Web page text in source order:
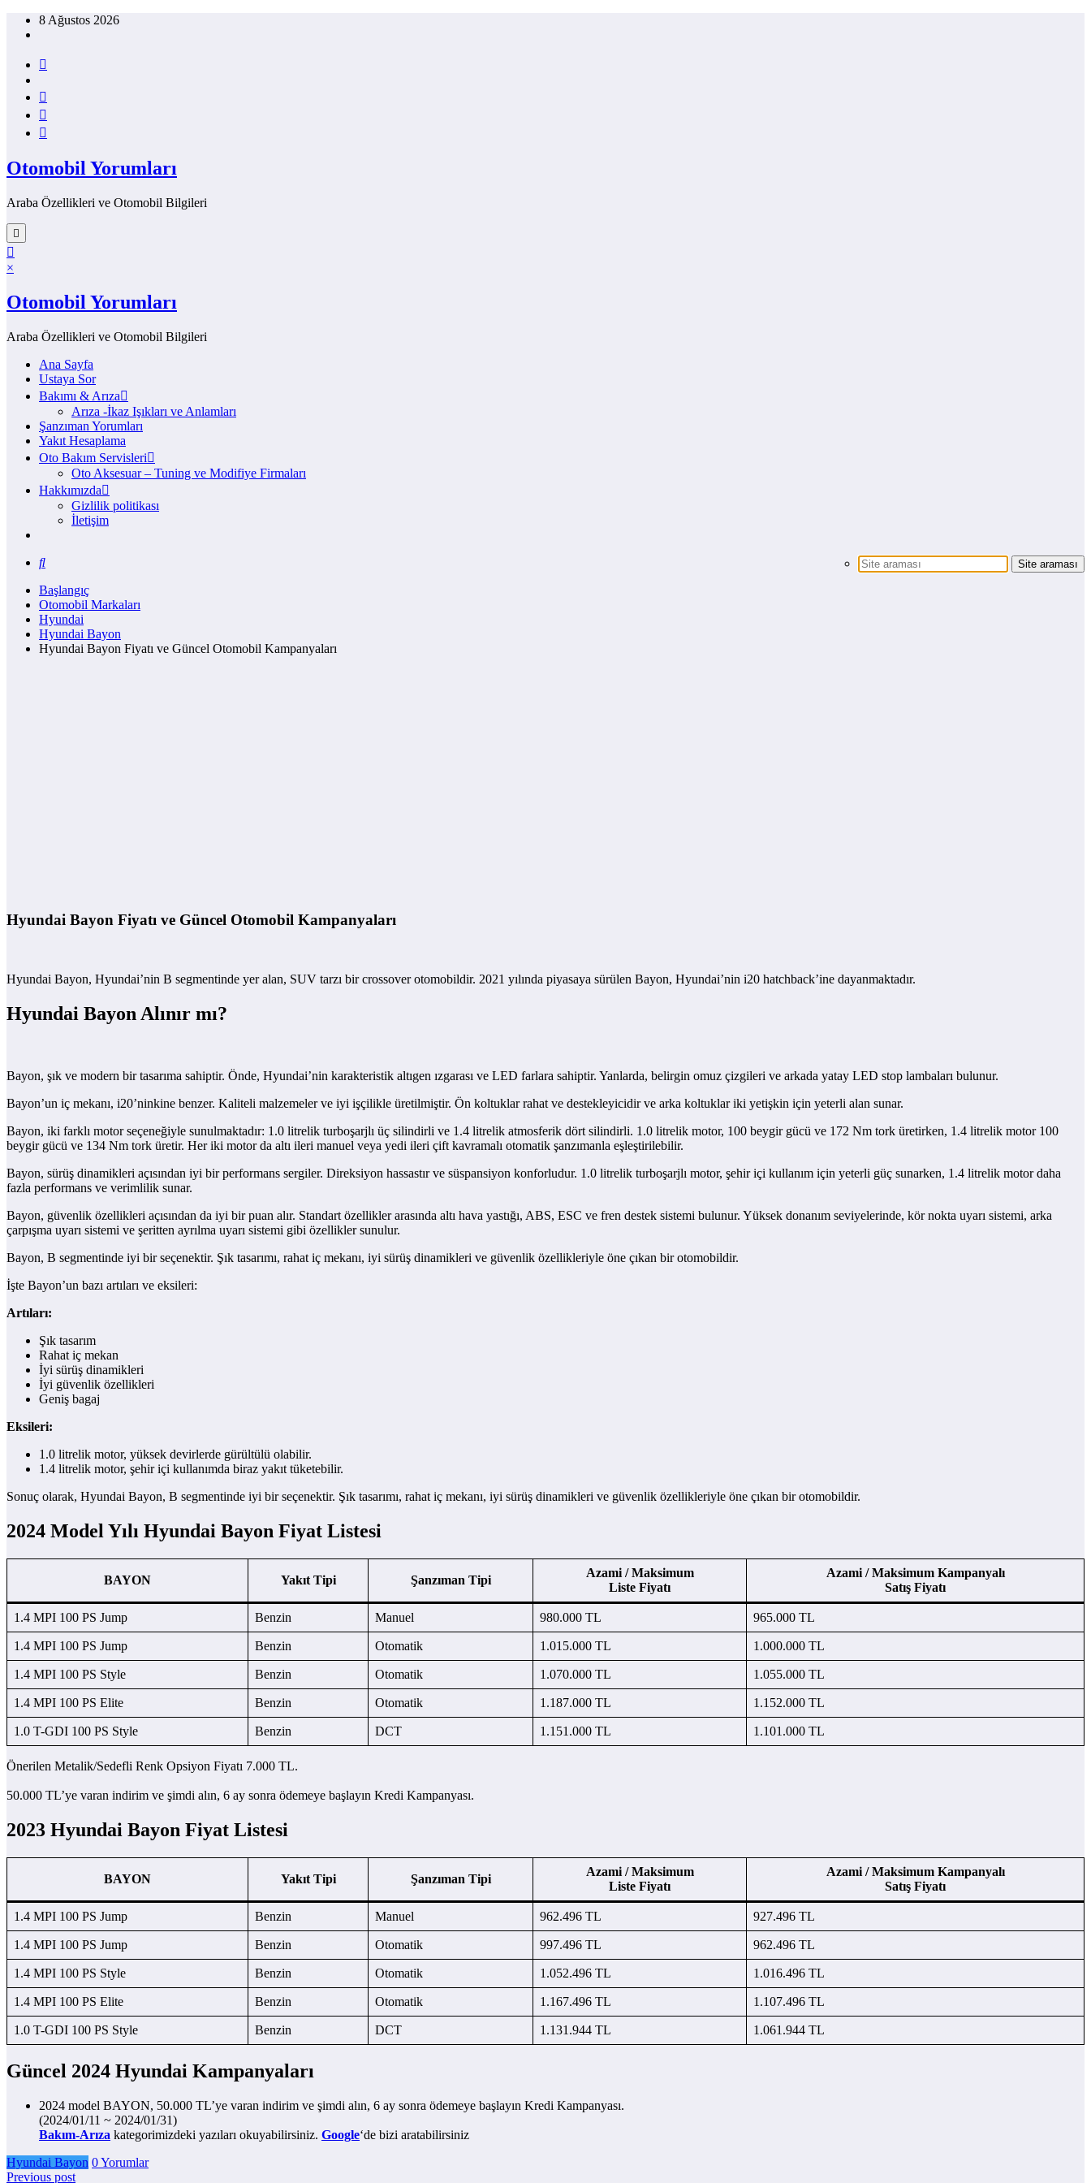
İçeriğe8 Ağustos 2026
Otomobil Yorumları
Araba Özellikleri ve Otomobil Bilgileri
×
Otomobil Yorumları
Araba Özellikleri ve Otomobil Bilgileri
Ana Sayfa
Ustaya Sor
Bakımı & Arıza
Arıza -İkaz Işıkları ve Anlamları
Şanzıman Yorumları
Yakıt Hesaplama
Oto Bakım Servisleri
Oto Aksesuar – Tuning ve Modifiye Firmaları
Hakkımızda
Gizlilik politikası
İletişim
Başlangıç
Otomobil Markaları
Hyundai
Hyundai Bayon
Hyundai Bayon Fiyatı ve Güncel Otomobil Kampanyaları
Hyundai Bayon Fiyatı ve Güncel Otomobil Kampanyaları
Hyundai Bayon, Hyundai’nin B segmentinde yer alan, SUV tarzı bir crossover otomobildir. 2021 yılında piyasaya sürülen Bayon, Hyundai’nin i20 hatchback’ine dayanmaktadır.
Hyundai Bayon Alınır mı?
Bayon, şık ve modern bir tasarıma sahiptir. Önde, Hyundai’nin karakteristik altıgen ızgarası ve LED farlara sahiptir. Yanlarda, belirgin omuz çizgileri ve arkada yatay LED stop lambaları bulunur.
Bayon’un iç mekanı, i20’ninkine benzer. Kaliteli malzemeler ve iyi işçilikle üretilmiştir. Ön koltuklar rahat ve destekleyicidir ve arka koltuklar iki yetişkin için yeterli alan sunar.
Bayon, iki farklı motor seçeneğiyle sunulmaktadır: 1.0 litrelik turboşarjlı üç silindirli ve 1.4 litrelik atmosferik dört silindirli. 1.0 litrelik motor, 100 beygir gücü ve 172 Nm tork üretirken, 1.4 litrelik motor 100
beygir gücü ve 134 Nm tork üretir. Her iki motor da altı ileri manuel veya yedi ileri çift kavramalı otomatik şanzımanla eşleştirilebilir.
Bayon, sürüş dinamikleri açısından iyi bir performans sergiler. Direksiyon hassastır ve süspansiyon konforludur. 1.0 litrelik turboşarjlı motor, şehir içi kullanım için yeterli güç sunarken, 1.4 litrelik motor daha
fazla performans ve verimlilik sunar.
Bayon, güvenlik özellikleri açısından da iyi bir puan alır. Standart özellikler arasında altı hava yastığı, ABS, ESC ve fren destek sistemi bulunur. Yüksek donanım seviyelerinde, kör nokta uyarı sistemi, arka
çarpışma uyarı sistemi ve şeritten ayrılma uyarı sistemi gibi özellikler sunulur.
Bayon, B segmentinde iyi bir seçenektir. Şık tasarımı, rahat iç mekanı, iyi sürüş dinamikleri ve güvenlik özellikleriyle öne çıkan bir otomobildir.
İşte Bayon’un bazı artıları ve eksileri:
Artıları:
Şık tasarım
Rahat iç mekan
İyi sürüş dinamikleri
İyi güvenlik özellikleri
Geniş bagaj
Eksileri:
1.0 litrelik motor, yüksek devirlerde gürültülü olabilir.
1.4 litrelik motor, şehir içi kullanımda biraz yakıt tüketebilir.
Sonuç olarak, Hyundai Bayon, B segmentinde iyi bir seçenektir. Şık tasarımı, rahat iç mekanı, iyi sürüş dinamikleri ve güvenlik özellikleriyle öne çıkan bir otomobildir.
2024 Model Yılı Hyundai Bayon Fiyat Listesi
BAYON Yakıt Tipi Şanzıman Tipi
Azami / Maksimum
Liste Fiyatı
Azami / Maksimum Kampanyalı
Satış Fiyatı
1.4 MPI 100 PS Jump Benzin Manuel 980.000 TL 965.000 TL
1.4 MPI 100 PS Jump Benzin Otomatik 1.015.000 TL 1.000.000 TL
1.4 MPI 100 PS Style Benzin Otomatik 1.070.000 TL 1.055.000 TL
1.4 MPI 100 PS Elite Benzin Otomatik 1.187.000 TL 1.152.000 TL
1.0 T-GDI 100 PS Style Benzin DCT 1.151.000 TL 1.101.000 TL
Önerilen Metalik/Sedefli Renk Opsiyon Fiyatı 7.000 TL.
50.000 TL’ye varan indirim ve şimdi alın, 6 ay sonra ödemeye başlayın Kredi Kampanyası.
2023 Hyundai Bayon Fiyat Listesi
BAYON Yakıt Tipi Şanzıman Tipi
Azami / Maksimum
Liste Fiyatı
Azami / Maksimum Kampanyalı
Satış Fiyatı
1.4 MPI 100 PS Jump Benzin Manuel 962.496 TL 927.496 TL
1.4 MPI 100 PS Jump Benzin Otomatik 997.496 TL 962.496 TL
1.4 MPI 100 PS Style Benzin Otomatik 1.052.496 TL 1.016.496 TL
1.4 MPI 100 PS Elite Benzin Otomatik 1.167.496 TL 1.107.496 TL
1.0 T-GDI 100 PS Style Benzin DCT 1.131.944 TL 1.061.944 TL
Güncel 2024 Hyundai Kampanyaları
2024 model BAYON, 50.000 TL’ye varan indirim ve şimdi alın, 6 ay sonra ödemeye başlayın Kredi Kampanyası.
(2024/01/11 ~ 2024/01/31)
Bakım-Arıza kategorimizdeki yazıları okuyabilirsiniz. Google‘de bizi aratabilirsiniz
Hyundai Bayon 0 Yorumlar
Previous post